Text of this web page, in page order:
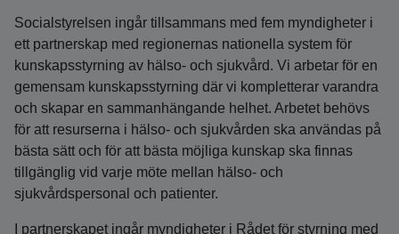
Socialstyrelsen ingår tillsammans med fem myndigheter i
ett partnerskap med regionernas nationella system för
kunskapsstyrning av hälso- och sjukvård. Vi arbetar för en
gemensam kunskapsstyrning där vi kompletterar varandra
och skapar en sammanhängande helhet. Arbetet behövs
för att resurserna i hälso- och sjukvården ska användas på
bästa sätt och för att bästa möjliga kunskap ska finnas
tillgänglig vid varje möte mellan hälso- och
sjukvårdspersonal och patienter.
I partnerskapet ingår myndigheter i Rådet för styrning med